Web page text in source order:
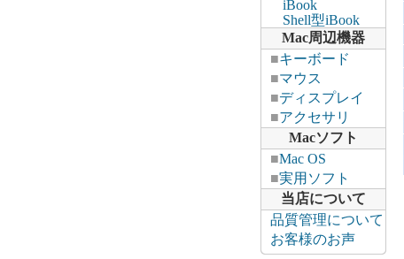
iBook
Shell型iBook
Mac周辺機器
■キーボード
■マウス
■ディスプレイ
■アクセサリ
Macソフト
■Mac OS
■実用ソフト
当店について
品質管理について
お客様のお声